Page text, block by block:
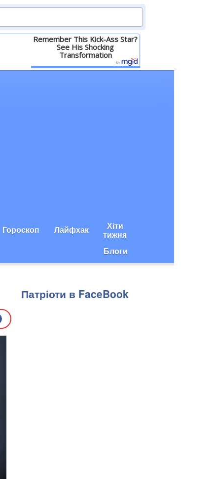
Remember This Kick-Ass Star?
See His Shocking
Transformation
Детальніше
Гороскоп Лайфхак Хіти
тижня
Блоги
Патріоти в FaceBook